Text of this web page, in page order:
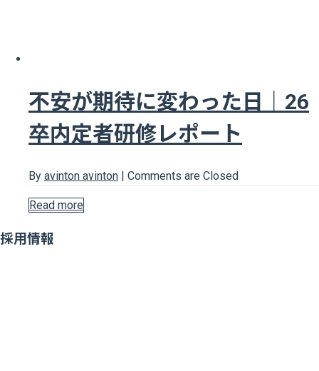
不安が期待に変わった日｜26
卒内定者研修レポート
By avinton avinton | Comments are Closed
Read more
採用情報